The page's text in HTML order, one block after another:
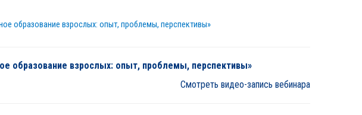
образование взрослых: опыт, проблемы, перспективы»
образование взрослых: опыт, проблемы, перспективы»
Смотреть видео-запись вебинара